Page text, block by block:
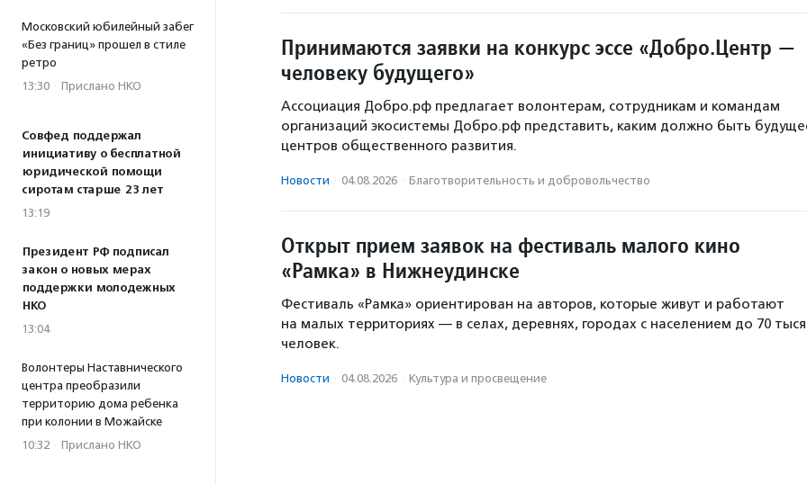
Московский юбилейный забег
«Без границ» прошел в стиле
ретро
13:30 · Прислано НКО
Совфед поддержал
инициативу о бесплатной
юридической помощи
сиротам старше 23 лет
13:19
Президент РФ подписал
закон о новых мерах
поддержки молодежных
НКО
13:04
Волонтеры Наставнического
центра преобразили
территорию дома ребенка
при колонии в Можайске
10:32 · Прислано НКО
Принимаются заявки на конкурс эссе «Добро.Центр —
человеку будущего»
Ассоциация Добро.рф предлагает волонтерам, сотрудникам и командам
организаций экосистемы Добро.рф представить, каким должно быть
центров общественного развития.
Новости · 04.08.2026 · Благотвори­тель­ность и доброволь­чест­во
Открыт прием заявок на фестиваль малого кино
«Рамка» в Нижнеудинске
Фестиваль «Рамка» ориентирован на авторов, которые живут и работают
на малых территориях — в селах, деревнях, городах с населением до 70
человек.
Новости · 04.08.2026 · Культура и просвещение